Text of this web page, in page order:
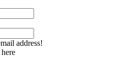
address!